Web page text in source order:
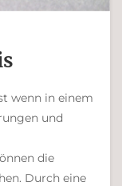
wenn in einem
und
die
Durch eine